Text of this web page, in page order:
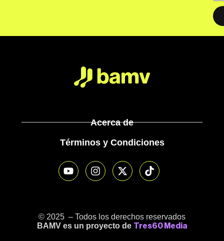
Acerca de
Términos y Condiciones
© 2025 – Todos los derechos reservados
BAMV es un proyecto de Tres60 Media